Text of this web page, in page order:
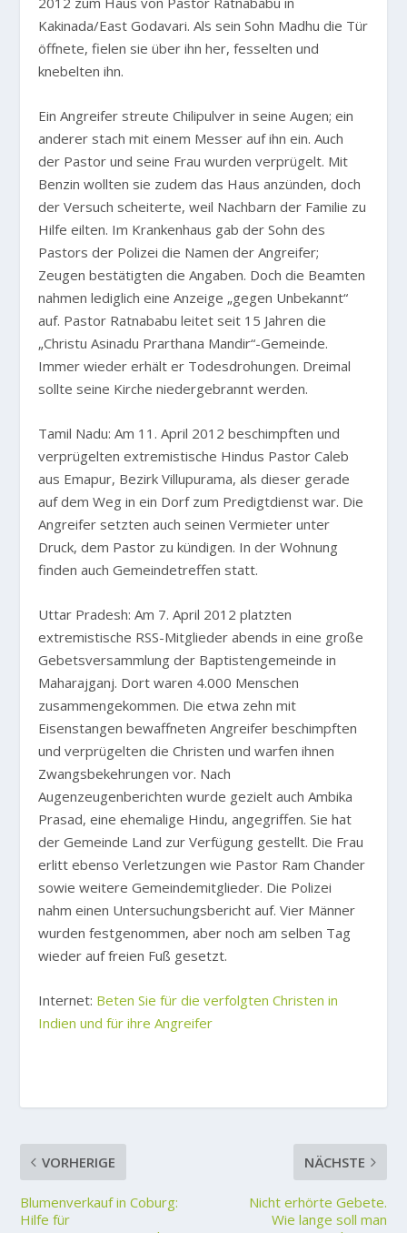
Kakinada/East Godavari. Als sein Sohn Madhu die Tür
öffnete, fielen sie über ihn her, fesselten und
knebelten ihn.
Ein Angreifer streute Chilipulver in seine Augen; ein
anderer stach mit einem Messer auf ihn ein. Auch
der Pastor und seine Frau wurden verprügelt. Mit
Benzin wollten sie zudem das Haus anzünden, doch
der Versuch scheiterte, weil Nachbarn der Familie zu
Hilfe eilten. Im Krankenhaus gab der Sohn des
Pastors der Polizei die Namen der Angreifer;
Zeugen bestätigten die Angaben. Doch die Beamten
nahmen lediglich eine Anzeige „gegen Unbekannt“
auf. Pastor Ratnababu leitet seit 15 Jahren die
„Christu Asinadu Prarthana Mandir“-Gemeinde.
Immer wieder erhält er Todesdrohungen. Dreimal
sollte seine Kirche niedergebrannt werden.
Tamil Nadu: Am 11. April 2012 beschimpften und
verprügelten extremistische Hindus Pastor Caleb
aus Emapur, Bezirk Villupurama, als dieser gerade
auf dem Weg in ein Dorf zum Predigtdienst war. Die
Angreifer setzten auch seinen Vermieter unter
Druck, dem Pastor zu kündigen. In der Wohnung
finden auch Gemeindetreffen statt.
Uttar Pradesh: Am 7. April 2012 platzten
extremistische RSS-Mitglieder abends in eine große
Gebetsversammlung der Baptistengemeinde in
Maharajganj. Dort waren 4.000 Menschen
zusammengekommen. Die etwa zehn mit
Eisenstangen bewaffneten Angreifer beschimpften
und verprügelten die Christen und warfen ihnen
Zwangsbekehrungen vor. Nach
Augenzeugenberichten wurde gezielt auch Ambika
Prasad, eine ehemalige Hindu, angegriffen. Sie hat
der Gemeinde Land zur Verfügung gestellt. Die Frau
erlitt ebenso Verletzungen wie Pastor Ram Chander
sowie weitere Gemeindemitglieder. Die Polizei
nahm einen Untersuchungsbericht auf. Vier Männer
wurden festgenommen, aber noch am selben Tag
wieder auf freien Fuß gesetzt.
Internet: Beten Sie für die verfolgten Christen in
Indien und für ihre Angreifer
VORHERIGE
Blumenverkauf in Coburg:
Hilfe für
NÄCHSTE
Nicht erhörte Gebete.
Wie lange soll man